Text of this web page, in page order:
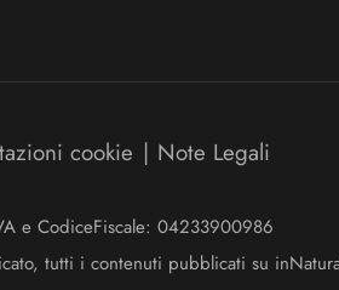
cookie | Note Legali
e CodiceFiscale: 04233900986
tutti i contenuti pubblicati su